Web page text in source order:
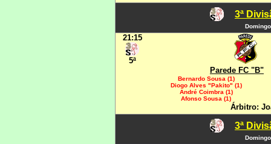
3ª
21:15
5ª
Parede FC "B"
Bernardo Sousa (1)
Diogo Alves "Pakito" (1)
André Coimbra (1)
Afonso Sousa (1)
Árbitro:
3ª